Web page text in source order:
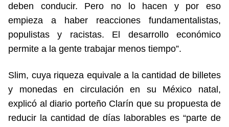
deben conducir. Pero no lo hacen y por eso
empieza a haber reacciones fundamentalistas,
populistas y racistas. El desarrollo económico
permite a la gente trabajar menos tiempo”.
Slim, cuya riqueza equivale a la cantidad de billetes
y monedas en circulación en su México natal,
explicó al diario porteño Clarín que su propuesta de
reducir la cantidad de días laborables es “parte de